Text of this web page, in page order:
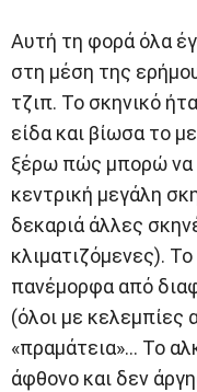
Αυτή τη φορά όλα
στη μέση της
τζιπ. Το σκηνικό
είδα και βίωσα το
ξέρω πώς μπορώ να
κεντρική μεγάλη
δεκαριά άλλες
κλιματιζόμενες).
πανέμορφα από
(όλοι με κελεμπίες
«πραμάτεια»… Το
άφθονο και δεν